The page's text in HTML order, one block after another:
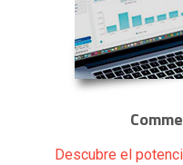
Descubre el